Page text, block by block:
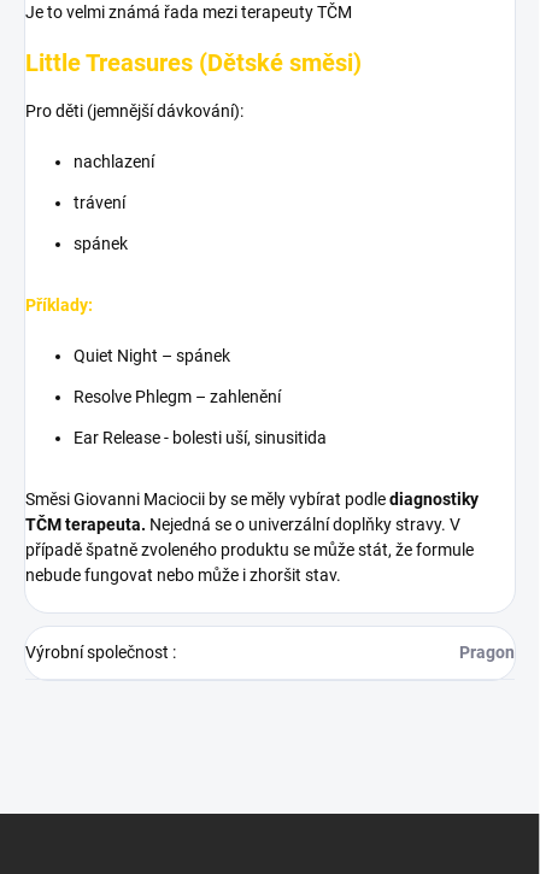
Je to velmi známá řada mezi terapeuty TČM
Little Treasures (Dětské směsi)
Pro děti (jemnější dávkování):
nachlazení
trávení
spánek
Příklady:
Quiet Night – spánek
Resolve Phlegm – zahlenění
Ear Release - bolesti uší, sinusitida
Směsi Giovanni Maciocii by se měly vybírat podlediagnostiky
TČM terapeuta. Nejedná se o univerzální doplňky stravy. V
případě špatně zvoleného produktu se může stát, že formule
nebude fungovat nebo může i zhoršit stav.
Výrobní společnost : Pragon